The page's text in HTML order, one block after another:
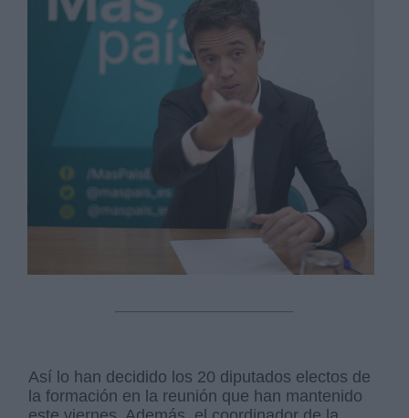
Así lo han decidido los 20 diputados electos de
la formación en la reunión que han mantenido